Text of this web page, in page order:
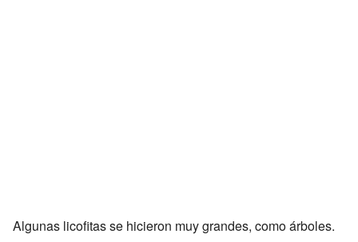
Algunas licofitas se hicieron muy grandes, como árboles.